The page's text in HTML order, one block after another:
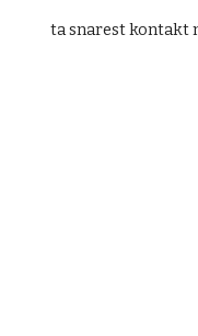
ta snarest kontakt